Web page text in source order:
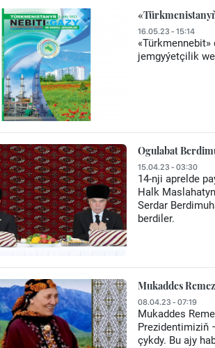
16.05.23 - 15:14
jemgyýetçilik
Ogulabat
15.04.23 - 03:30
14-nji aprelde
Halk
Serdar
berdiler.
Mukaddes
08.04.23 - 07:19
Mukaddes
Prezidentimiziň
çykdy. Bu ajy